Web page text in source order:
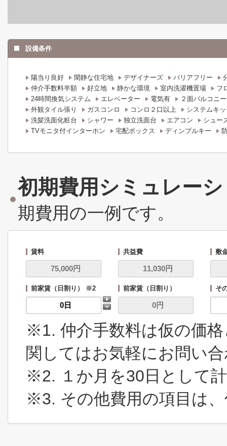
設備条件
陽当り良好 閑静な住宅地 デザイナーズ バリアフリー
仲介手数料半額
好立地 静かな環境 室内洗濯機置場
フ
24時間換気システム
エレベーター 電気有
２面バルコニー
外観タイル張り
ガスコンロ コンロ２口以上
システムキ
洗髪洗面化粧台
シャワー 独立洗面台 エアコン
シュー
TVモニタ付インターホン
宅配ボックス ディンプルキー
初期費用シミュレー
期費用の一例です。
賃料 共益費 敷
前家賃（日割り） ※2 前家賃（日割り） そ
※1. 仲介手数料は仮の価
関してはお気軽にお問い
※2. １か月を30日として
※3. その他費用の項目は